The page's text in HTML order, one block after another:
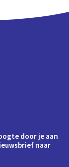
door je aan
naar